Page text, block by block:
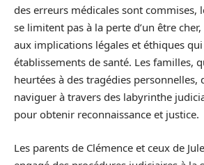
des erreurs médicales sont commises,
se limitent pas à la perte d’un être cher,
aux implications légales et éthiques
établissements de santé. Les familles,
heurtées à des tragédies personnelles,
naviguer à travers des labyrinthe
pour obtenir reconnaissance et justice.
Les parents de Clémence et ceux de